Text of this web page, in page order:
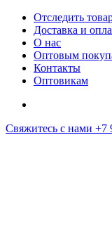
Отследить
Доставка и
О нас
Оптовым
Контакты
Оптовикам
Свяжитесь с нами +7